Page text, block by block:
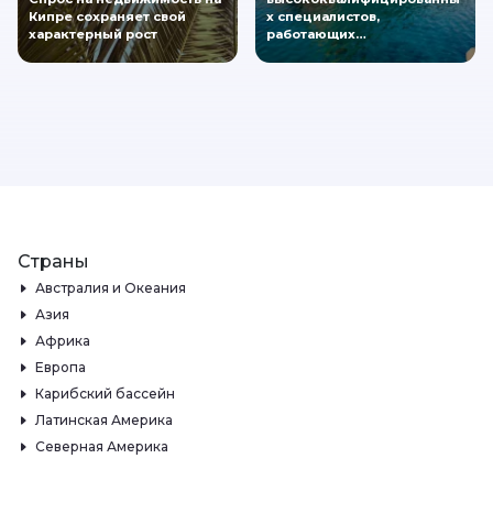
Кипре сохраняет свой
характерный рост
х специалистов,
работающих…
Страны
Австралия и Океания
Азия
Африка
Европа
Карибский бассейн
Латинская Америка
Северная Америка